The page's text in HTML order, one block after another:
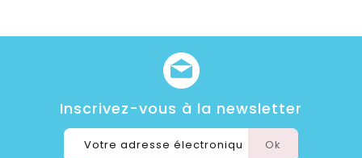
Inscrivez-vous à la newsletter